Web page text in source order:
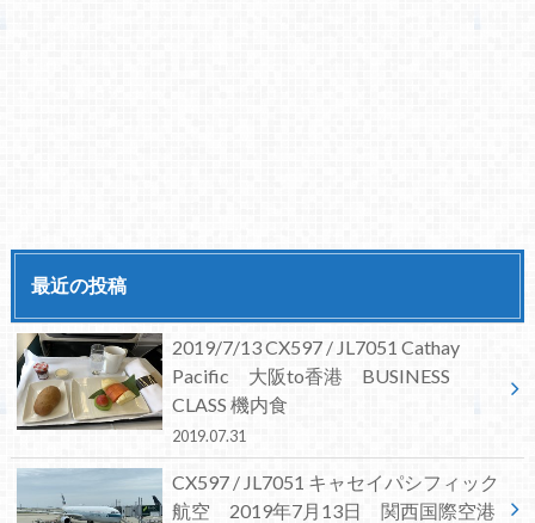
最近の投稿
2019/7/13 CX597 / JL7051 Cathay
Pacific 大阪to香港 BUSINESS
CLASS 機内食
2019.07.31
CX597 / JL7051 キャセイパシフィック
航空 2019年7月13日 関西国際空港